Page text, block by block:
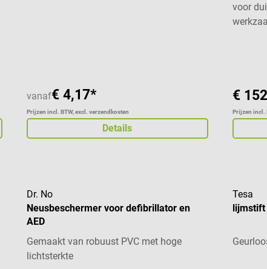
vanaf€ 4,17*
Prijzen incl. BTW, excl. verzendkosten
Details
voor
€
Prijzen incl.
Dr. No
Neusbeschermer voor defibrillator en
AED
Gemaakt van robuust PVC met hoge
lichtsterkte
Tesa
lijmstift